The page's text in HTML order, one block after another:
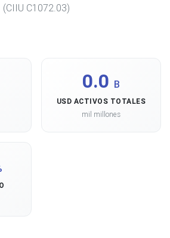
(CIIU C1072.03)
0.0 B
USD ACTIVOS TOTALES
mil millones